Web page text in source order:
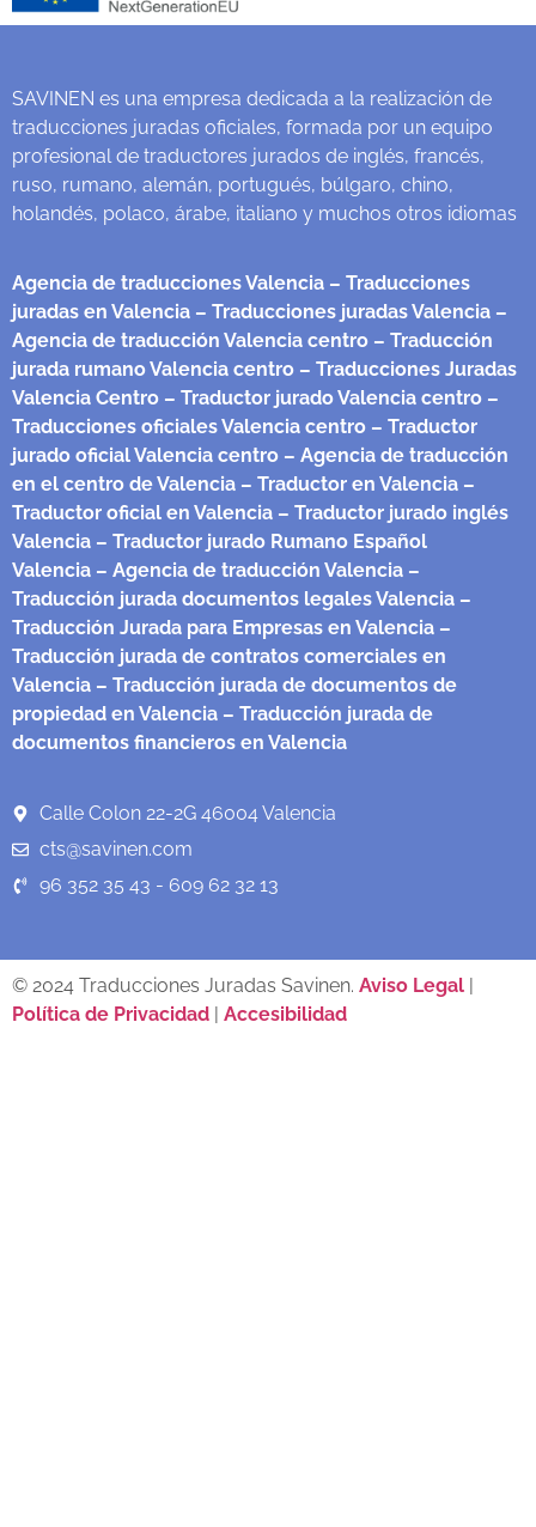
SAVINEN es una empresa dedicada a la realización de
traducciones juradas oficiales, formada por un equipo
profesional de traductores jurados de inglés, francés,
ruso, rumano, alemán, portugués, búlgaro, chino,
holandés, polaco, árabe, italiano y muchos otros idiomas
Agencia de traducciones Valencia – Traducciones
juradas en Valencia – Traducciones juradas Valencia –
Agencia de traducción Valencia centro – Traducción
jurada rumano Valencia centro – Traducciones Juradas
Valencia Centro – Traductor jurado Valencia centro –
Traducciones oficiales Valencia centro – Traductor
jurado oficial Valencia centro – Agencia de traducción
en el centro de Valencia – Traductor en Valencia –
Traductor oficial en Valencia – Traductor jurado inglés
Valencia – Traductor jurado Rumano Español
Valencia – Agencia de traducción Valencia –
Traducción jurada documentos legales Valencia –
Traducción Jurada para Empresas en Valencia –
Traducción jurada de contratos comerciales en
Valencia – Traducción jurada de documentos de
propiedad en Valencia – Traducción jurada de
documentos financieros en Valencia
Calle Colon 22-2G 46004 Valencia
cts@savinen.com
96 352 35 43 - 609 62 32 13
© 2024 Traducciones Juradas Savinen. Aviso Legal |
Política de Privacidad | Accesibilidad